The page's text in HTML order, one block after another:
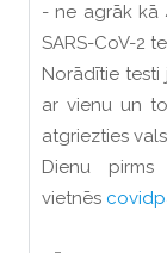
- ne agrāk kā
SARS-CoV-2
Norādītie testi
ar vienu un
atgriezties
Dienu pirms
vietnēs